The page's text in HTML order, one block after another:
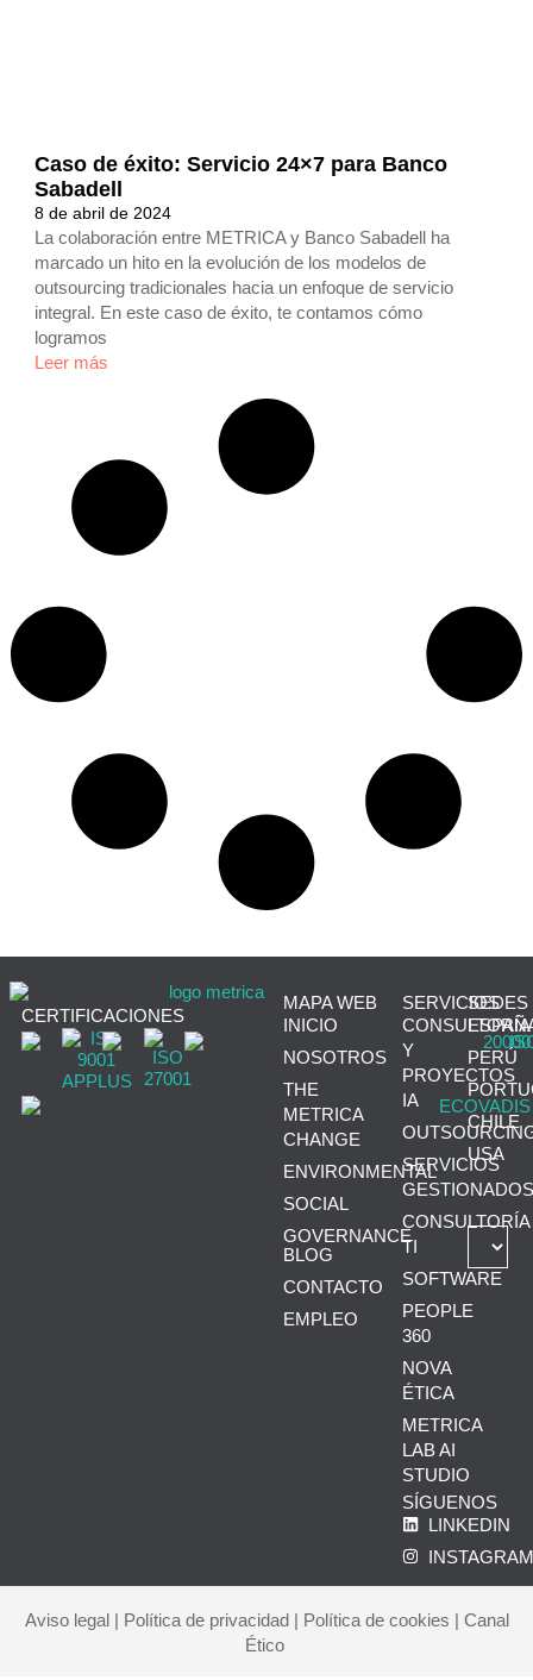
Caso de éxito: Servicio 24×7 para Banco
Sabadell
8 de abril de 2024
La colaboración entre METRICA y Banco Sabadell ha
marcado un hito en la evolución de los modelos de
outsourcing tradicionales hacia un enfoque de servicio
integral. En este caso de éxito, te contamos cómo
logramos
Leer más
CERTIFICACIONES
MAPA WEB
INICIO
NOSOTROS
THE
METRICA
CHANGE
ENVIRONMENTAL
SOCIAL
GOVERNANCE
BLOG
CONTACTO
EMPLEO
SERVICIOS
CONSULTORÍA
Y
PROYECTOS
IA
SERVICIOS
GESTIONADOS
CONSULTORÍA
TI
SOFTWARE
PEOPLE
360
NOVA
ÉTICA
METRICA
LAB AI
STUDIO
SÍGUENOS
LINKEDIN
SEDES
PERÚ
CHILE
USA
Aviso legal| Política de privacidad| Política de cookies | Canal
Ético